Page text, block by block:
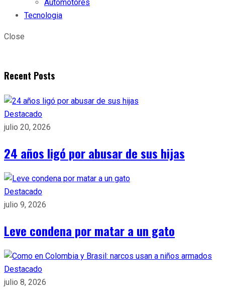
Automotores
Tecnologia
Close
Recent Posts
Destacado
julio 20, 2026
24 años ligó por abusar de sus hijas
Destacado
julio 9, 2026
Leve condena por matar a un gato
Destacado
julio 8, 2026